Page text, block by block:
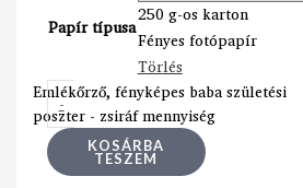
Papír típusa
250 g-os karton
Fényes fotópapír
Törlés
-
Emlékőrző, fényképes baba születési
poszter - zsiráf mennyiség
KOSÁRBA
TESZEM